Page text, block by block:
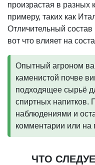
произрастая в разных
примеру, таких как
Отличительный
вот что влияет на
Опытный агроном
каменистой почве
подходящее сырьё
спиртных напитков.
наблюдениями и
комментарии или на
ЧТО